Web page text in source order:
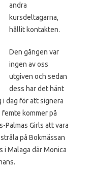
andra
kursdeltagarna,
hållit kontakten.
Den gången var
ingen av oss
utgiven och sedan
dess har det hänt
i dag för att signera
kommer på
Palmas Girls att vara
på Bokmässan
i Malaga där Monica